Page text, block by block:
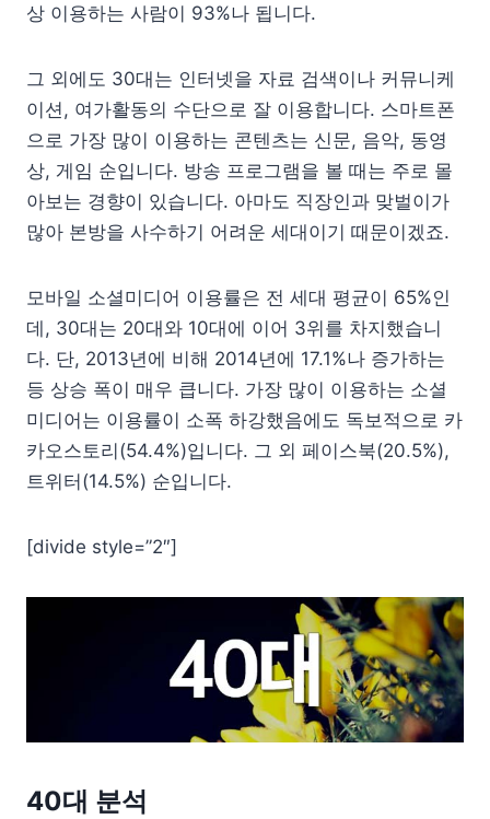
상 이용하는 사람이 93%나 됩니다.
그 외에도 30대는 인터넷을 자료 검색이나 커뮤니케
이션, 여가활동의 수단으로 잘 이용합니다. 스마트폰
으로 가장 많이 이용하는 콘텐츠는 신문, 음악, 동영
상, 게임 순입니다. 방송 프로그램을 볼 때는 주로 몰
아보는 경향이 있습니다. 아마도 직장인과 맞벌이가
많아 본방을 사수하기 어려운 세대이기 때문이겠죠.
모바일 소셜미디어 이용률은 전 세대 평균이 65%인
데, 30대는 20대와 10대에 이어 3위를 차지했습니
다. 단, 2013년에 비해 2014년에 17.1%나 증가하는
등 상승 폭이 매우 큽니다. 가장 많이 이용하는 소셜
미디어는 이용률이 소폭 하강했음에도 독보적으로 카
카오스토리(54.4%)입니다. 그 외 페이스북(20.5%),
트위터(14.5%) 순입니다.
[divide style=”2″]
40대 분석